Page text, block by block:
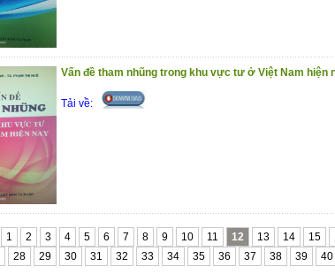
Vấn đề tham nhũng trong khu vực tư ở Việt Nam hiện
Tải về:
1 2 3 4 5 6 7 8 9 10 11 12 13 14 15
28 29 30 31 32 33 34 35 36 37 38 39 40